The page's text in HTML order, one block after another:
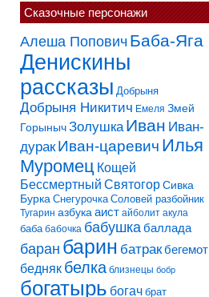
Сказочные персонажи
Алеша Попович Баба-Яга
Денискины
рассказы Добрыня
Добрыня Никитич Емеля Змей
ГорынычЗолушка Иван Иван-
дурак Иван-царевич Илья
Муромец Кощей
Бессмертный СвятогорСивка
Бурка Снегурочка Соловей разбойник
Тугарин азбука аист айболит акула
баба бабочка бабушкабаллада
баран барин батракбегемот
бедняк белка близнецы бобр
богатырь богач брат